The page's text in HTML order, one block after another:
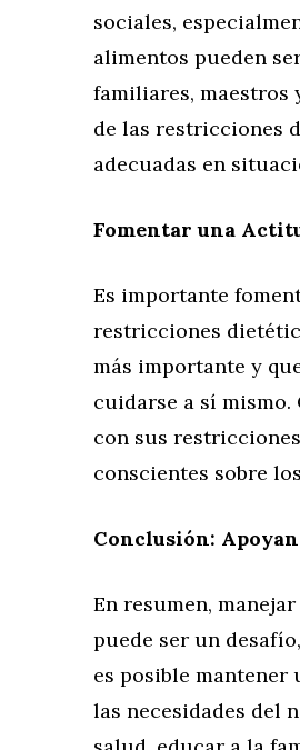
sociales,
alimentos pueden
familiares, maestros
de las restricciones
adecuadas en
Fomentar una
Es importante
restricciones
más importante y
cuidarse a sí
con sus
conscientes sobre
Conclusión:
En resumen,
puede ser un
es posible mantener
las necesidades del